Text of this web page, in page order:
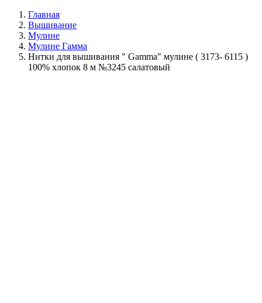
Главная
Вышивание
Мулине
Мулине Гамма
Нитки для вышивания " Gamma" мулине ( 3173- 6115 )
100% хлопок 8 м №3245 салатовый